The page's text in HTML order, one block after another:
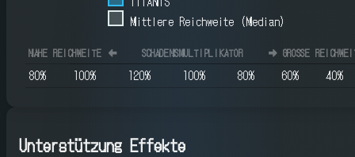
Mittlere Reichweite (Median)
NAHE REICHWEITE ⬅️ SCHADENSMULTIPLIKATOR ➡️ GROSSE
80% 100% 120% 100% 80% 60% 40%
Unterstützung Effekte